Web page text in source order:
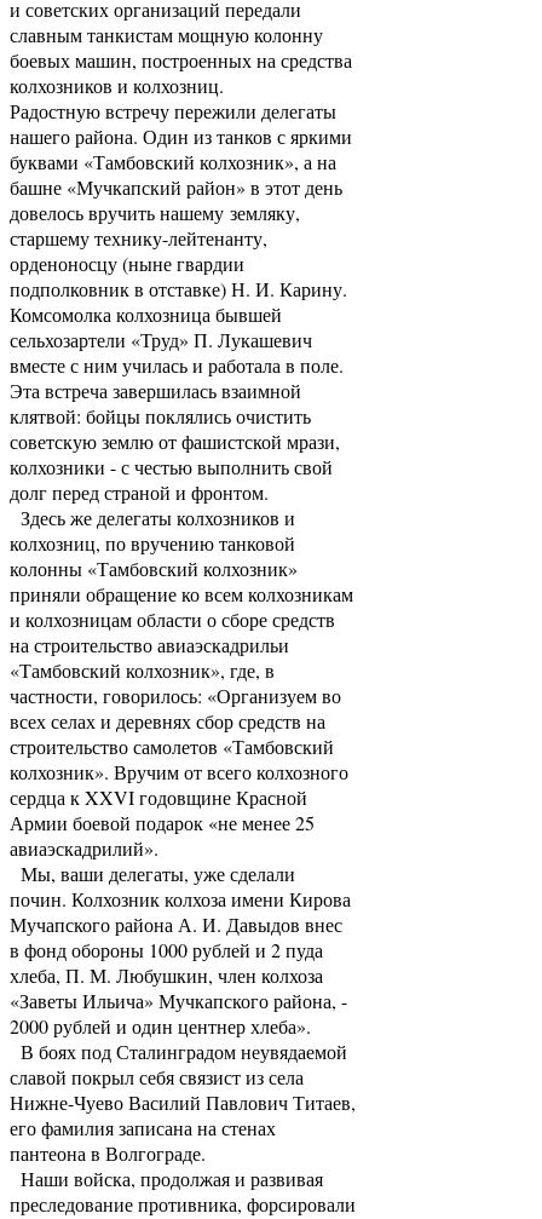
и советских организаций передали
славным танкистам мощную колонну
боевых машин, построенных на средства
колхозников и колхозниц.
Радостную встречу пережили делегаты
нашего района. Один из танков с яркими
буквами «Тамбовский колхозник», а на
башне «Мучкапский район» в этот день
довелось вручить нашему земляку,
старшему технику-лейтенанту,
орденоносцу (ныне гвардии
подполковник в отставке) Н. И. Карину.
Комсомолка колхозница бывшей
сельхозартели «Труд» П. Лукашевич
вместе с ним училась и работала в поле.
Эта встреча завершилась взаимной
клятвой: бойцы поклялись очистить
советскую землю от фашистской мрази,
колхозники - с честью выполнить свой
долг перед страной и фронтом.
Здесь же делегаты колхозников и
колхозниц, по вручению танковой
колонны «Тамбовский колхозник»
приняли обращение ко всем колхозникам
и колхозницам области о сборе средств
на строительство авиаэскадрильи
«Тамбовский колхозник», где, в
частности, говорилось: «Организуем во
всех селах и деревнях сбор средств на
строительство самолетов «Тамбовский
колхозник». Вручим от всего колхозного
сердца к XXVI годовщине Красной
Армии боевой подарок «не менее 25
авиаэскадрилий».
Мы, ваши делегаты, уже сделали
почин. Колхозник колхоза имени Кирова
Мучапского района А. И. Давыдов внес
в фонд обороны 1000 рублей и 2 пуда
хлеба, П. М. Любушкин, член колхоза
«Заветы Ильича» Мучкапского района, -
2000 рублей и один центнер хлеба».
В боях под Сталинградом неувядаемой
славой покрыл себя связист из села
Нижне-Чуево Василий Павлович Титаев,
его фамилия записана на стенах
пантеона в Волгограде.
Наши войска, продолжая и развивая
преследование противника, форсировали